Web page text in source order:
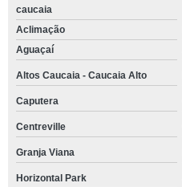
caucaia
Aclimação
Aguaçaí
Altos Caucaia - Caucaia Alto
Caputera
Centreville
Granja Viana
Horizontal Park